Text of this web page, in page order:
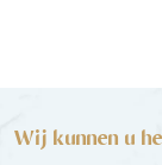
Wij kunnen u